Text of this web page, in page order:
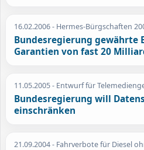
16.02.2006- Hermes-Bürgschaften
Bundesregierung
Garantien von fast 20
11.05.2005- Entwurf für
Bundesregierung will
einschränken
21.09.2004- Fahrverbote für Diesel